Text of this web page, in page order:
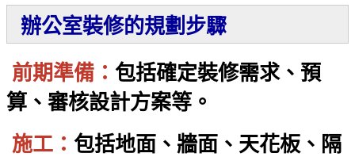
辦公室裝修的規劃步驟
前期準備： 包括確定裝修需求、預
算、審核設計方案等。
施工： 包括地面、牆面、天花板、隔